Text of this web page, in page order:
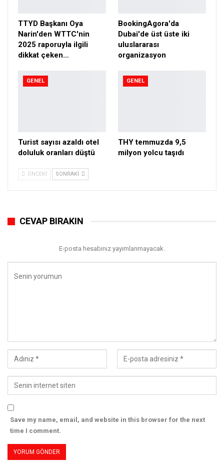
TTYD Başkanı Oya
Narin'den WTTC'nin
2025 raporuyla ilgili
dikkat çeken…
BookingAgora'da
Dubai'de üst üste iki
uluslararası
organizasyon
GENEL
Turist sayısı azaldı otel
doluluk oranları düştü
GENEL
THY temmuzda 9,5
milyon yolcu taşıdı
ÖNCEKI SONRAKI
CEVAP BIRAKIN
E-posta hesabınız yayımlanmayacak.
Save my name, email, and website in this browser for the next
time I comment.